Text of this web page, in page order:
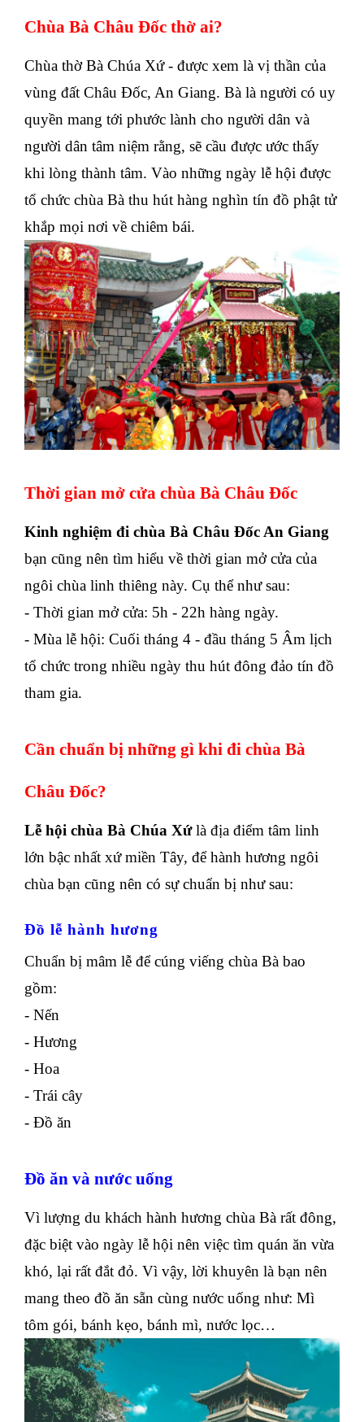
Chùa Bà Châu Đốc thờ ai?
Chùa thờ Bà Chúa Xứ - được xem là vị thần của
vùng đất Châu Đốc, An Giang. Bà là người có uy
quyền mang tới phước lành cho người dân và
người dân tâm niệm rằng, sẽ cầu được ước thấy
khi lòng thành tâm. Vào những ngày lễ hội được
tổ chức chùa Bà thu hút hàng nghìn tín đồ phật tử
khắp mọi nơi về chiêm bái.
Thời gian mở cửa chùa Bà Châu Đốc
Kinh nghiệm đi chùa Bà Châu Đốc An Giang
bạn cũng nên tìm hiểu về thời gian mở cửa của
ngôi chùa linh thiêng này. Cụ thể như sau:
- Thời gian mở cửa: 5h - 22h hàng ngày.
- Mùa lễ hội: Cuối tháng 4 - đầu tháng 5 Âm lịch
tổ chức trong nhiều ngày thu hút đông đảo tín đồ
tham gia.
Cần chuẩn bị những gì khi đi chùa Bà
Châu Đốc?
Lễ hội chùa Bà Chúa Xứlà địa điểm tâm linh
lớn bậc nhất xứ miền Tây, để hành hương ngôi
chùa bạn cũng nên có sự chuẩn bị như sau:
Đồ lễ hành hương
Chuẩn bị mâm lễ để cúng viếng chùa Bà bao
gồm:
- Nến
- Hương
- Hoa
- Trái cây
- Đồ ăn
Đồ ăn và nước uống
Vì lượng du khách hành hương chùa Bà rất đông,
đặc biệt vào ngày lễ hội nên việc tìm quán ăn vừa
khó, lại rất đắt đỏ. Vì vậy, lời khuyên là bạn nên
mang theo đồ ăn sẵn cùng nước uống như: Mì
tôm gói, bánh kẹo, bánh mì, nước lọc…